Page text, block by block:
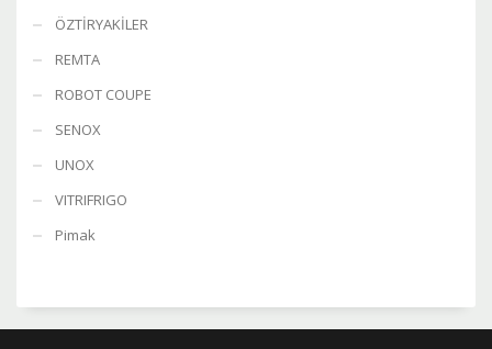
ÖZTİRYAKİLER
REMTA
ROBOT COUPE
SENOX
UNOX
VITRIFRIGO
Pimak